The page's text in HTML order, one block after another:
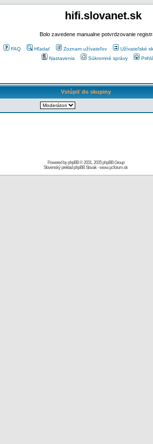
hifi.slovanet.sk
Bolo zavedene manualne potvrdzovanie
FAQ Hľadať Zoznam užívateľov Užívateľské
Nastavenia
Súkromné správy
Vstúpiť do skupiny
Powered byphpBB© 2001, 2005 phpBB Group
Slovenský preklad phpBB Slovak-www.pcforum.sk